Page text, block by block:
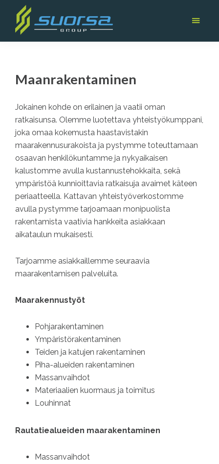
Hyppää
pääsisältöön
Hyppää
alatunnisteeseen
Suorsagroup
alan
Suorsagroup
infra-
vankka
moniosaaja
liki
40-
vuoden
ajan,
maa-,
rata-,
ja
ympäristörakentamisen
kaikilta
alueilta.
Maanrakentaminen
Jokainen kohde on erilainen ja vaatii oman
ratkaisunsa. Olemme luotettava yhteistyökumppani,
joka omaa kokemusta haastavistakin
maarakennusurakoista ja pystymme toteuttamaan
osaavan henkilökuntamme ja nykyaikaisen
kalustomme avulla kustannustehokkaita, sekä
ympäristöä kunnioittavia ratkaisuja avaimet käteen
periaatteella. Kattavan yhteistyöverkostomme
avulla pystymme tarjoamaan monipuolista
rakentamista vaativia hankkeita asiakkaan
aikataulun mukaisesti.
Tarjoamme asiakkaillemme seuraavia
maarakentamisen palveluita.
Maarakennustyöt
Pohjarakentaminen
Ympäristörakentaminen
Teiden ja katujen rakentaminen
Piha-alueiden rakentaminen
Massanvaihdot
Materiaalien kuormaus ja toimitus
Louhinnat
Rautatiealueiden maarakentaminen
Massanvaihdot